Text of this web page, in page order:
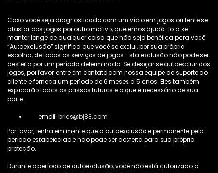
Caso você seja diagnosticado com um vício em jogos ou tente se
afastar dos jogos por outro motivo, queremos ajudá-lo a se
manter longe de qualquer coisa que não seja benéfica para você.
“Autoexclusão” significa que você se exclui, por sua própria
escolha, de todos os serviços de jogos. Esta exclusão não pode ser
desfeita por um período determinado. Se desejar se autoexcluir dos
jogos, por favor, entre em contato com nossa equipe de suporte ao
cliente e forneça um período de 6 meses a 5 anos. Eles também
explicarão todos os passos futuros e o que é necessário de sua
parte.
email: brlcs@bj88.com
Por favor, tenha em mente que a autoexclusão é permanente pelo
período estabelecido e não pode ser desfeita para sua própria
proteção.
Durante o período de autoexclusão, você não está autorizado a